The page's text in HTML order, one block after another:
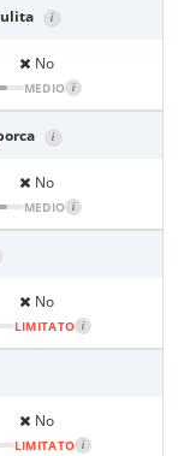
i
No
MEDIO i
i
No
MEDIO i
No
LIMITATO i
No
LIMITATO i